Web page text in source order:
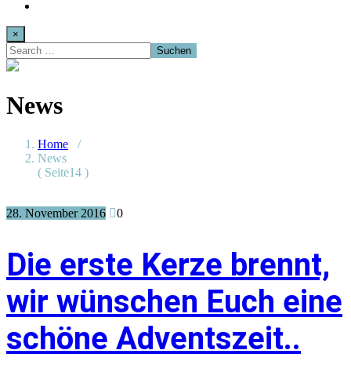
×
News
Home /
News
( Seite14 )
28. November 2016 0
Die erste Kerze brennt,
wir wünschen Euch eine
schöne Adventszeit..